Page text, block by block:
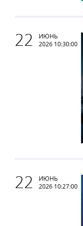
22
ИЮНЬ
2026 10:30:00
22
ИЮНЬ
2026 10:27:00